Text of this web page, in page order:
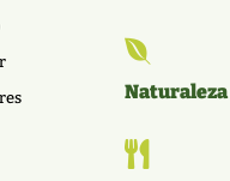

Naturaleza
